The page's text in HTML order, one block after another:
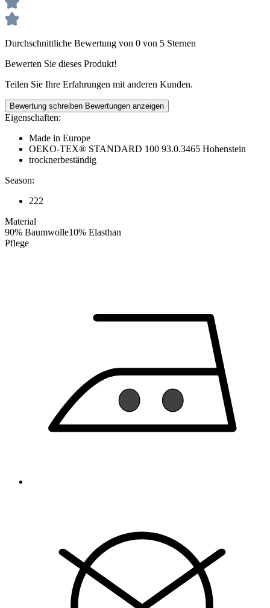
Durchschnittliche Bewertung von 0 von 5 Sternen
Bewerten Sie dieses Produkt!
Teilen Sie Ihre Erfahrungen mit anderen Kunden.
Bewertung schreiben Bewertungen anzeigen
Eigenschaften:
Made in Europe
OEKO-TEX® STANDARD 100 93.0.3465 Hohenstein
trocknerbeständig
Season:
222
Material
90% Baumwolle10% Elasthan
Pflege